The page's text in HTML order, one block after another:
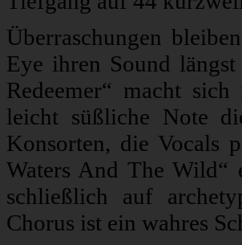
Überraschungen
Eye ihren Sound
Redeemer“ macht
leicht süßliche Note
Konsorten, die Vocals
Waters And The Wild“
schließlich auf
Chorus ist ein wahres